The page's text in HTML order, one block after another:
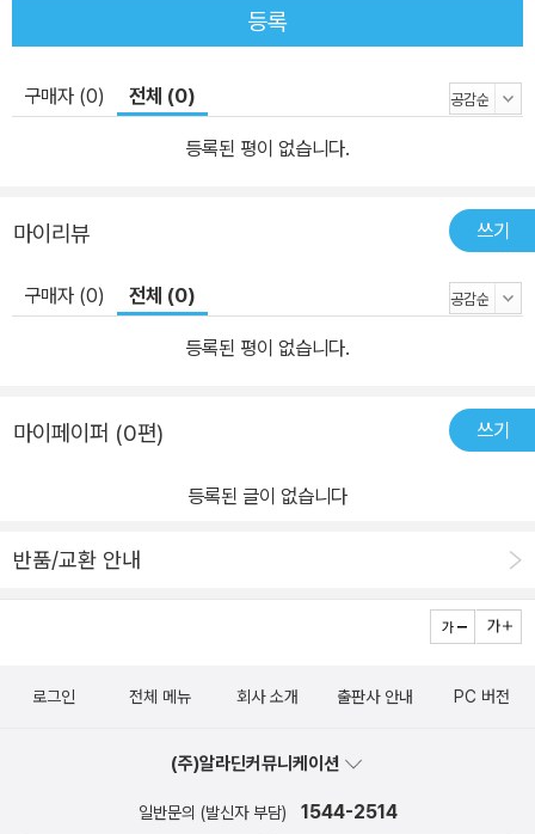
등록
구매자 (0) 전체 (0)
등록된 평이 없습니다.
마이리뷰 쓰기
구매자 (0) 전체 (0)
등록된 평이 없습니다.
마이페이퍼 (0편) 쓰기
등록된 글이 없습니다
반품/교환 안내
로그인 전체 메뉴 회사 소개 출판사 안내 PC 버전
(주)알라딘커뮤니케이션
일반문의 (발신자 부담) 1544-2514